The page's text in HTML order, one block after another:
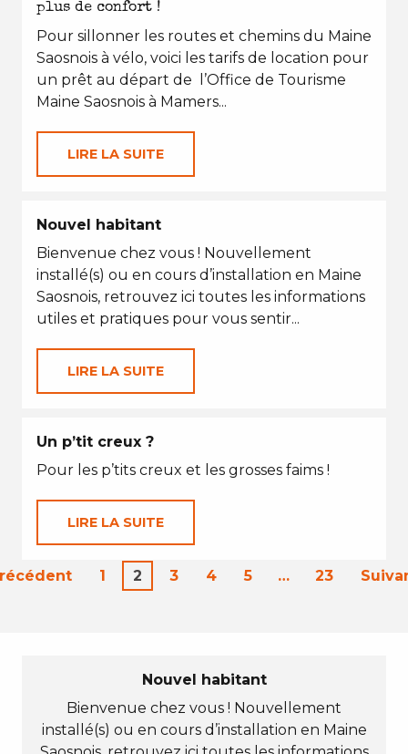
plus de confort !
Pour sillonner les routes et chemins du Maine
Saosnois à vélo, voici les tarifs de location pour
un prêt au départ de l’Office de Tourisme
Maine Saosnois à Mamers...
LIRE LA SUITE
Nouvel habitant
Bienvenue chez vous ! Nouvellement
installé(s) ou en cours d’installation en Maine
Saosnois, retrouvez ici toutes les informations
utiles et pratiques pour vous sentir...
LIRE LA SUITE
Un p’tit creux ?
Pour les p’tits creux et les grosses faims !
LIRE LA SUITE
1 2 3 4 5 … 23
Nouvel habitant
Bienvenue chez vous ! Nouvellement
installé(s) ou en cours d’installation en Maine